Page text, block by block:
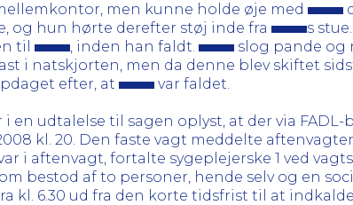
men kunne holde øje med
og hun hørte derefter støj inde fra
s
til
, inden han faldt.
slog pande og
i natskjorten, men da denne blev skiftet
efter, at
var faldet.
en udtalelse til sagen oplyst, at der via
kl. 20. Den faste vagt meddelte
i aftenvagt, fortalte sygeplejerske 1 ved
bestod af to personer, hende selv og en
kl. 6.30 ud fra den korte tidsfrist til at